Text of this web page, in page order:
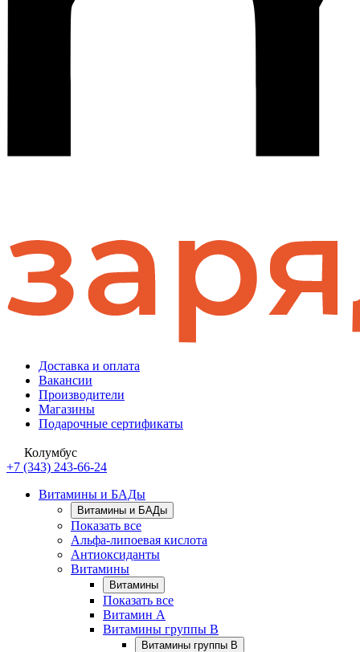
Доставка и оплата
Вакансии
Производители
Магазины
Подарочные сертификаты
Колумбус
+7 (343) 243-66-24
Витамины и БАДы
Витамины и БАДы
Показать все
Альфа-липоевая кислота
Антиоксиданты
Витамины
Витамины
Показать все
Витамин A
Витамины группы B
Витамины группы B